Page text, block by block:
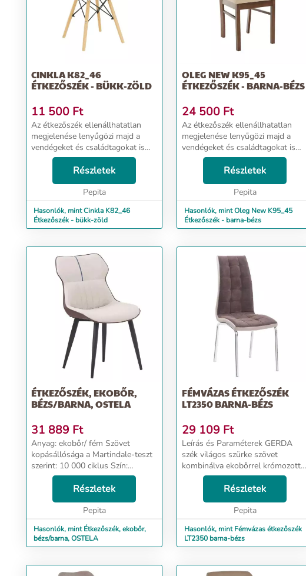
CINKLA K82_46
ÉTKEZŐSZÉK - BÜKK-ZÖLD
11 500 Ft
Az étkezőszék ellenállhatatlan
megjelenése lenyűgözi majd a
vendégeket és családtagokat is
egyaránt. Minőségi kialakításának
köszönhetően hosszú ideig dobja
majd fel a családi összejöveteleket
Részletek
Pepita
Hasonlók, mint Cinkla K82_46
Étkezőszék - bükk-zöld
OLEG NEW K95_45
ÉTKEZŐSZÉK - BARNA-BÉZS
24 500 Ft
Az étkezőszék ellenállhatatlan
megjelenése lenyűgözi majd a
vendégeket és családtagokat is
egyaránt. Minőségi kialakításának
köszönhetően hosszú ideig dobja
majd fel a családi összejöveteleket
Részletek
Pepita
Hasonlók, mint Oleg New K95_45
Étkezőszék - barna-bézs
ÉTKEZŐSZÉK, EKOBŐR,
BÉZS/BARNA, OSTELA
31 889 Ft
Anyag: ekobőr/ fém Szövet
kopásállósága a Martindale-teszt
szerint: 10 000 ciklus Szín:
bézs/barna/ fém Méretek
(SzéxMéxMa): 53x56x91 cm Ülés
magassága: 47 cm Ülés mélysége:
40 cm Modern Teherbírás:...
Részletek
Pepita
Hasonlók, mint Étkezőszék, ekobőr,
bézs/barna, OSTELA
FÉMVÁZAS ÉTKEZŐSZÉK
LT2350 BARNA-BÉZS
29 109 Ft
Leírás és Paraméterek GERDA
szék világos szürke szövet
kombinálva ekobőrrel krómozott
lábakkalanyag: szövet kombinálva
ekoőrrel /króm szín: világos/szürke
Méretek(SzxMéxMa): 42x58x103
cm ülomaggaság...
Részletek
Pepita
Hasonlók, mint Fémvázas étkezőszék
LT2350 barna-bézs